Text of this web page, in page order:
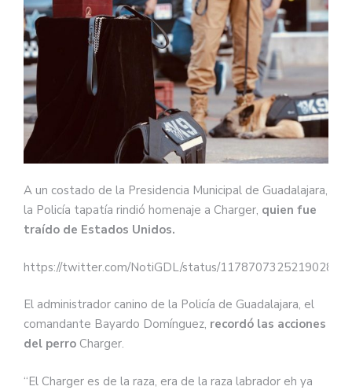
A un costado de la Presidencia Municipal de Guadalajara,
la Policía tapatía rindió homenaje a Charger, quien fue
traído de Estados Unidos.
https://twitter.com/NotiGDL/status/
El administrador canino de la Policía de Guadalajara, el
comandante Bayardo Domínguez, recordó las acciones
del perro Charger.
“El Charger es de la raza, era de la raza labrador eh ya